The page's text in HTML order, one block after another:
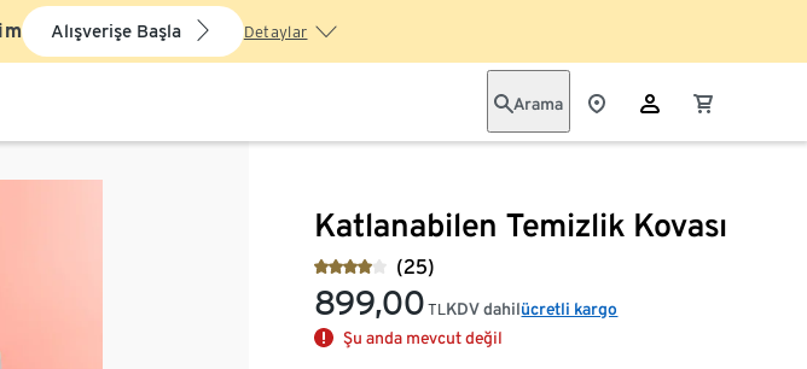
Alışverişe Başla Detaylar
Arama
Katlanabilen Temizlik Kovası
(25)
899,00 TLKDV dahilücretli kargo
Şu anda mevcut değil